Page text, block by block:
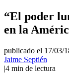
“El poder
en la
publicado el 17/03/
Jaime Septién
|4 min de lectura